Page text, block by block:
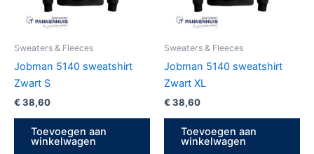
Sweaters & Fleeces
Jobman 5140 sweatshirt
Zwart S
€ 38,60
Toevoegen aan
winkelwagen
Sweaters & Fleeces
Jobman 5140 sweatshirt
Zwart XL
€ 38,60
Toevoegen aan
winkelwagen